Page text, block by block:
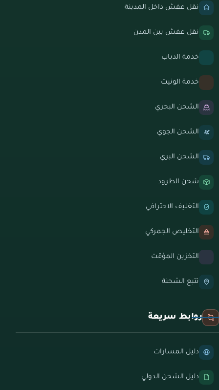
نقل عفش داخل المدينة
نقل عفش بين المدن
خدمة الدباب
خدمة الونيت
الشحن البحري
الشحن الجوي
الشحن البري
شحن الطرود
التغليف الاحترافي
التخليص الجمركي
التخزين المؤقت
تتبع الشحنة
روابط سريعة
دليل المسارات
دليل الشحن الدولي